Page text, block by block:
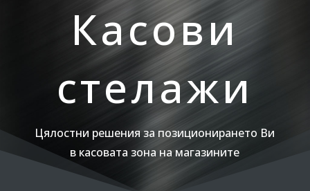
Касови
стелажи
Цялостни решения за позиционирането Ви
в касовата зона на магазините